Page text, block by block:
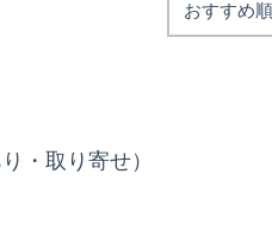
・取り寄せ）